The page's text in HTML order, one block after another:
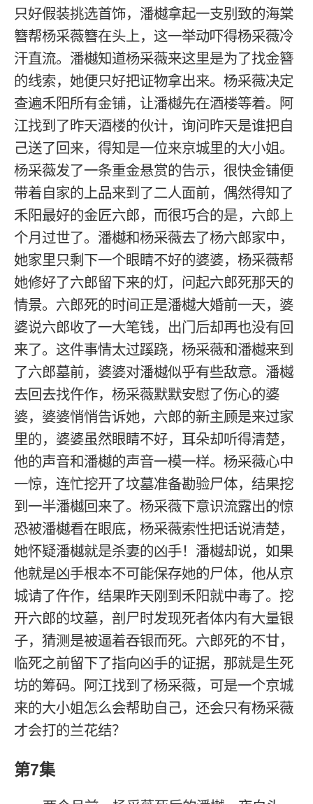
只好假装挑选首饰，潘樾拿起一支别致的海棠
簪帮杨采薇簪在头上，这一举动吓得杨采薇冷
汗直流。潘樾知道杨采薇来这里是为了找金簪
的线索，她便只好把证物拿出来。杨采薇决定
查遍禾阳所有金铺，让潘樾先在酒楼等着。阿
江找到了昨天酒楼的伙计，询问昨天是谁把自
己送了回来，得知是一位来京城里的大小姐。
杨采薇发了一条重金悬赏的告示，很快金铺便
带着自家的上品来到了二人面前，偶然得知了
禾阳最好的金匠六郎，而很巧合的是，六郎上
个月过世了。潘樾和杨采薇去了杨六郎家中，
她家里只剩下一个眼睛不好的婆婆，杨采薇帮
她修好了六郎留下来的灯，问起六郎死那天的
情景。六郎死的时间正是潘樾大婚前一天，婆
婆说六郎收了一大笔钱，出门后却再也没有回
来了。这件事情太过蹊跷，杨采薇和潘樾来到
了六郎墓前，婆婆对潘樾似乎有些敌意。潘樾
去回去找仵作，杨采薇默默安慰了伤心的婆
婆，婆婆悄悄告诉她，六郎的新主顾是来过家
里的，婆婆虽然眼睛不好，耳朵却听得清楚，
他的声音和潘樾的声音一模一样。杨采薇心中
一惊，连忙挖开了坟墓准备勘验尸体，结果挖
到一半潘樾回来了。杨采薇下意识流露出的惊
恐被潘樾看在眼底，杨采薇索性把话说清楚，
她怀疑潘樾就是杀妻的凶手！潘樾却说，如果
他就是凶手根本不可能保存她的尸体，他从京
城请了仵作，结果昨天刚到禾阳就中毒了。挖
开六郎的坟墓，剖尸时发现死者体内有大量银
子，猜测是被逼着吞银而死。六郎死的不甘，
临死之前留下了指向凶手的证据，那就是生死
坊的筹码。阿江找到了杨采薇，可是一个京城
来的大小姐怎么会帮助自己，还会只有杨采薇
才会打的兰花结？
第7集